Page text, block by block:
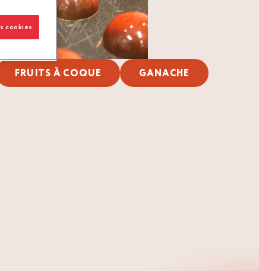
FRUITS À COQUE GANACHE
cookies